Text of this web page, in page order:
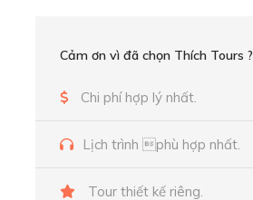
Cảm ơn vì đã chọn Thích Tours ?
Chi phí hợp lý nhất.
Lịch trình phù hợp nhất.
Tour thiết kế riêng.